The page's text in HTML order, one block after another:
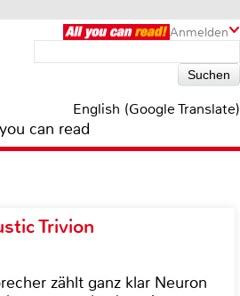
Anmelden
English (Google Translate)
can read
Trivion
zählt ganz klar Neuron